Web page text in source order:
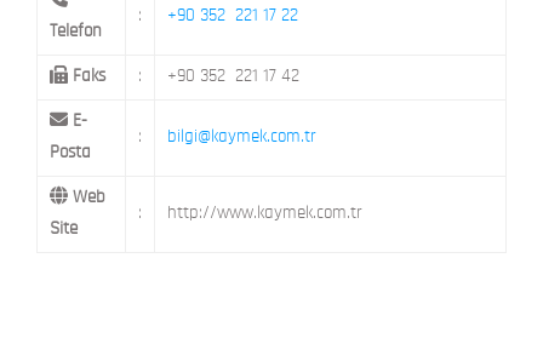
Telefon
: +90 352 221 17 22
Faks : +90 352 221 17 42
E-
Posta
: bilgi@kaymek.com.tr
Web
Site
: http://www.kaymek.com.tr